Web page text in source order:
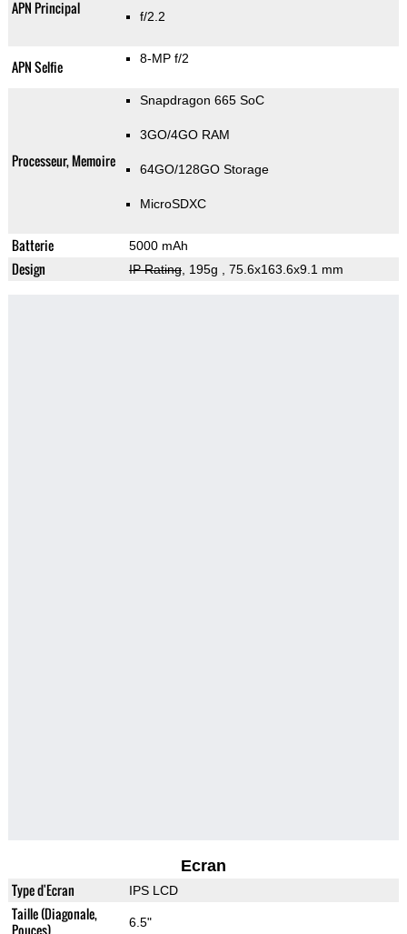
APN Principal f/2.2
APN Selfie 8-MP f/2
Processeur, Memoire
Snapdragon 665 SoC
3GO/4GO RAM
64GO/128GO Storage
MicroSDXC
Batterie 5000 mAh
Design IP Rating, 195g , 75.6x163.6x9.1 mm
Ecran
Type d'Ecran IPS LCD
Taille (Diagonale,
Pouces)
6.5"